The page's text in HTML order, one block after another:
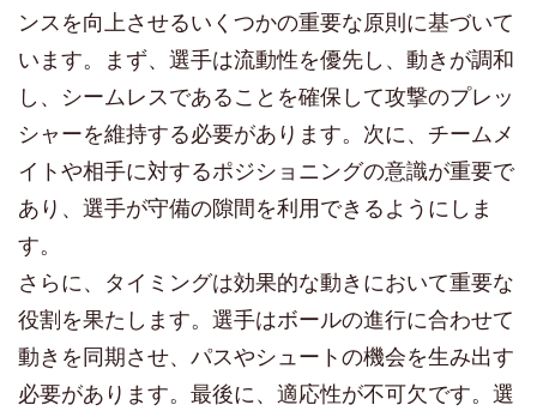
ンスを向上させるいくつかの重要な原則に基づいて
います。まず、選手は流動性を優先し、動きが調和
し、シームレスであることを確保して攻撃のプレッ
シャーを維持する必要があります。次に、チームメ
イトや相手に対するポジショニングの意識が重要で
あり、選手が守備の隙間を利用できるようにしま
す。
さらに、タイミングは効果的な動きにおいて重要な
役割を果たします。選手はボールの進行に合わせて
動きを同期させ、パスやシュートの機会を生み出す
必要があります。最後に、適応性が不可欠です。選